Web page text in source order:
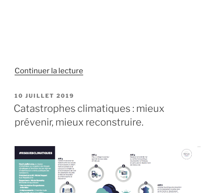
Continuer la lecture
presse
sur
les
risques
climatiques »
PUBLIÉ
LE
10 JUILLET 2019
Catastrophes climatiques : mieux
prévenir, mieux reconstruire.